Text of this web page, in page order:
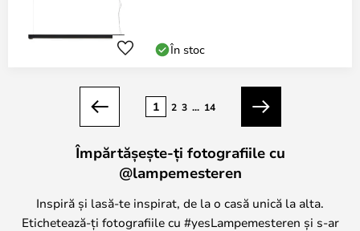
În stoc
Anterior
1 2 3 ... 14
Următorul
Împărtășește-ți fotografiile cu
@lampemesteren
Inspiră și lasă-te inspirat, de la o casă unică la alta.
Etichetează-ți fotografiile cu #yesLampemesteren și s-ar